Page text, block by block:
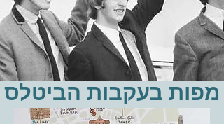
מפות בעקבות הביטלס